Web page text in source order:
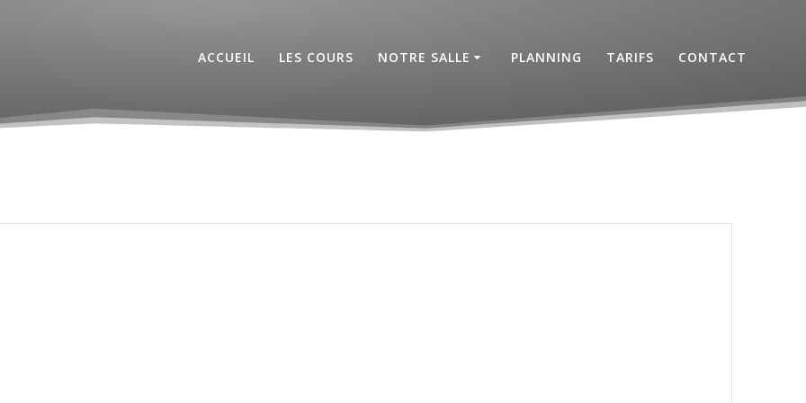
ACCUEIL LES COURS NOTRE SALLE PLANNING TARIFS CONTACT